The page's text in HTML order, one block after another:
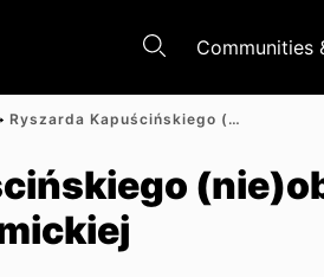
Communities
Ryszarda Kapuścińskiego (nie)obecność w dydaktyce szkolnej i akademickiej